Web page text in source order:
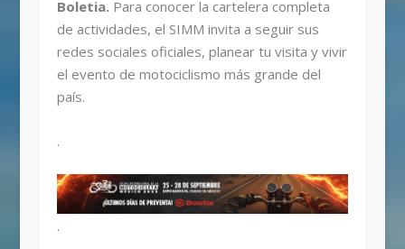
Boletia. Para conocer la cartelera completa
de actividades, el SIMM invita a seguir sus
redes sociales oficiales, planear tu visita y vivir
el evento de motociclismo más grande del
país.
.
.